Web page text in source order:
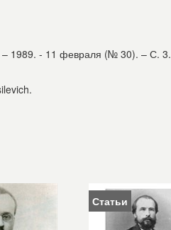
– 1989. - 11 февраля (№ 30). – С. 3.
Статьи